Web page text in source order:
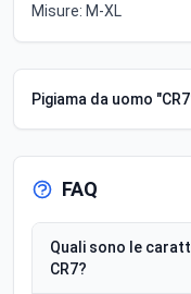
Misure: M-XL
Pigiama da uomo
FAQ
Quali sono le
CR7?